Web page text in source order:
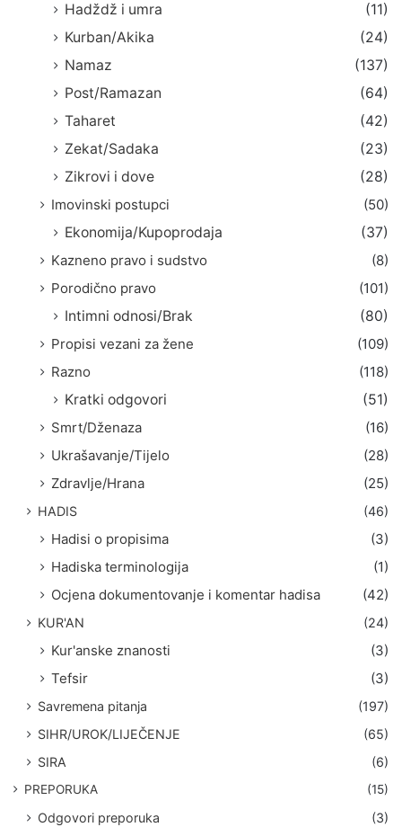
Hadždž i umra
(11)
Kurban/Akika
(24)
Namaz
(137)
Post/Ramazan
(64)
Taharet
(42)
Zekat/Sadaka
(23)
Zikrovi i dove
(28)
Imovinski postupci
(50)
Ekonomija/Kupoprodaja
(37)
Kazneno pravo i sudstvo
(8)
Porodično pravo
(101)
Intimni odnosi/Brak
(80)
Propisi vezani za žene
(109)
Razno
(118)
Kratki odgovori
(51)
Smrt/Dženaza
(16)
Ukrašavanje/Tijelo
(28)
Zdravlje/Hrana
(25)
HADIS (46)
Hadisi o propisima
(3)
Hadiska terminologija
(1)
Ocjena dokumentovanje i komentar hadisa
(42)
KUR'AN (24)
Kur'anske znanosti
(3)
Tefsir
(3)
Savremena pitanja
(197)
SIHR/UROK/LIJEČENJE
(65)
SIRA
(6)
PREPORUKA (15)
Odgovori preporuka
(3)